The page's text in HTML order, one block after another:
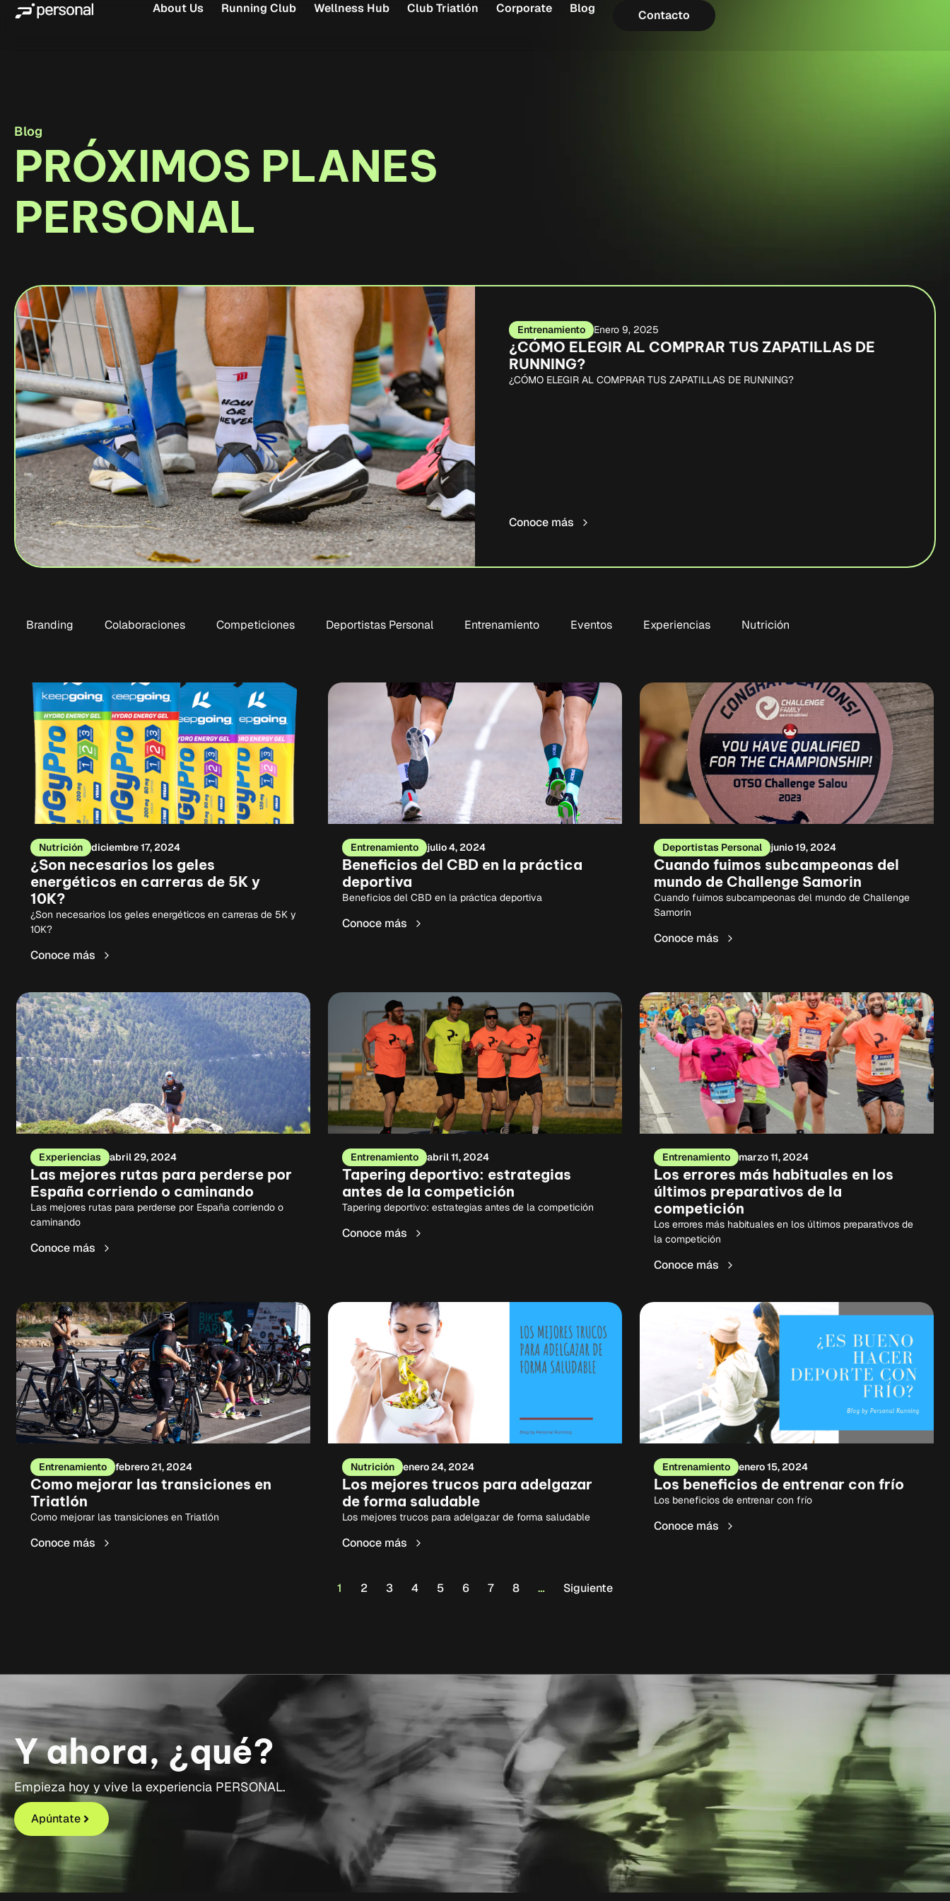
About Us Running Club Wellness Hub Club Triatlón Corporate Blog Contacto
Blog
PRÓXIMOS PLANES
PERSONAL
Entrenamiento Enero 9, 2025
¿CÓMO ELEGIR AL COMPRAR TUS ZAPATILLAS DE
RUNNING?
¿CÓMO ELEGIR AL COMPRAR TUS ZAPATILLAS DE RUNNING?
Conoce más
Branding Colaboraciones Competiciones Deportistas Personal Entrenamiento Eventos Experiencias Nutrición
Nutrición diciembre 17, 2024
¿Son necesarios los geles
energéticos en carreras de 5K y
10K?
¿Son necesarios los geles energéticos en carreras de 5K y
10K?
Conoce más
Entrenamiento julio 4, 2024
Beneficios del CBD en la práctica
deportiva
Beneficios del CBD en la práctica deportiva
Conoce más
Deportistas Personal junio 19, 2024
Cuando fuimos subcampeonas del
mundo de Challenge Samorin
Cuando fuimos subcampeonas del mundo de Challenge
Samorin
Conoce más
Experiencias abril 29, 2024
Las mejores rutas para perderse por
España corriendo o caminando
Las mejores rutas para perderse por España corriendo o
caminando
Conoce más
Entrenamiento abril 11, 2024
Tapering deportivo: estrategias
antes de la competición
Tapering deportivo: estrategias antes de la competición
Conoce más
Entrenamiento marzo 11, 2024
Los errores más habituales en los
últimos preparativos de la
competición
Los errores más habituales en los últimos preparativos de
la competición
Conoce más
Entrenamiento febrero 21, 2024
Como mejorar las transiciones en
Triatlón
Como mejorar las transiciones en Triatlón
Conoce más
Nutrición enero 24, 2024
Los mejores trucos para adelgazar
de forma saludable
Los mejores trucos para adelgazar de forma saludable
Conoce más
Entrenamiento enero 15, 2024
Los beneficios de entrenar con frío
Los beneficios de entrenar con frío
Conoce más
1 2 3 4 5 6 7 8 … Siguiente
Y ahora, ¿qué?
Empieza hoy y vive la experiencia PERSONAL.
Apúntate